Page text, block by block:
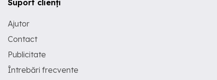
Suport clienți
Ajutor
Contact
Publicitate
Întrebări frecvente